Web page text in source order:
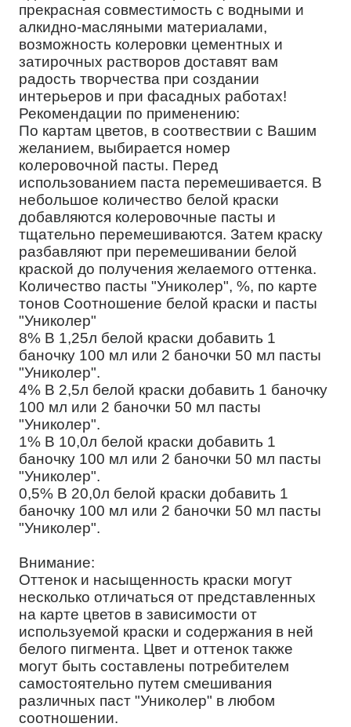
прекрасная совместимость с водными и
алкидно-масляными материалами,
возможность колеровки цементных и
затирочных растворов доставят вам
радость творчества при создании
интерьеров и при фасадных работах!
Рекомендации по применению:
По картам цветов, в соотвествии с Вашим
желанием, выбирается номер
колеровочной пасты. Перед
использованием паста перемешивается. В
небольшое количество белой краски
добавляются колеровочные пасты и
тщательно перемешиваются. Затем краску
разбавляют при перемешивании белой
краской до получения желаемого оттенка.
Количество пасты "Униколер", %, по карте
тонов Соотношение белой краски и пасты
"Униколер"
8% В 1,25л белой краски добавить 1
баночку 100 мл или 2 баночки 50 мл пасты
"Униколер".
4% В 2,5л белой краски добавить 1 баночку
100 мл или 2 баночки 50 мл пасты
"Униколер".
1% В 10,0л белой краски добавить 1
баночку 100 мл или 2 баночки 50 мл пасты
"Униколер".
0,5% В 20,0л белой краски добавить 1
баночку 100 мл или 2 баночки 50 мл пасты
"Униколер".
Внимание:
Оттенок и насыщенность краски могут
несколько отличаться от представленных
на карте цветов в зависимости от
используемой краски и содержания в ней
белого пигмента. Цвет и оттенок также
могут быть составлены потребителем
самостоятельно путем смешивания
различных паст "Униколер" в любом
соотношении.